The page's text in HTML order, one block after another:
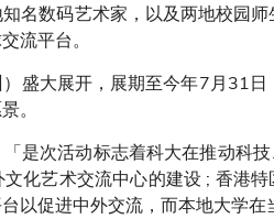
名数码艺术家，以及两地校园
流平台。
盛大展开，展期至今年7月31
。
是次活动标志着科大在推动科
化艺术交流中心的建设 ; 香港
以促进中外交流，而本地大学